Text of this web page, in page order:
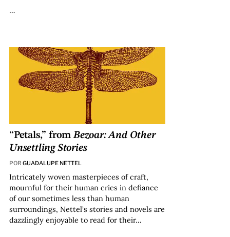
…
“Petals,” fromBezoar: And Other
Unsettling Stories
POR GUADALUPE NETTEL
Intricately woven masterpieces of craft,
mournful for their human cries in defiance
of our sometimes less than human
surroundings, Nettel’s stories and novels are
dazzlingly enjoyable to read for their…